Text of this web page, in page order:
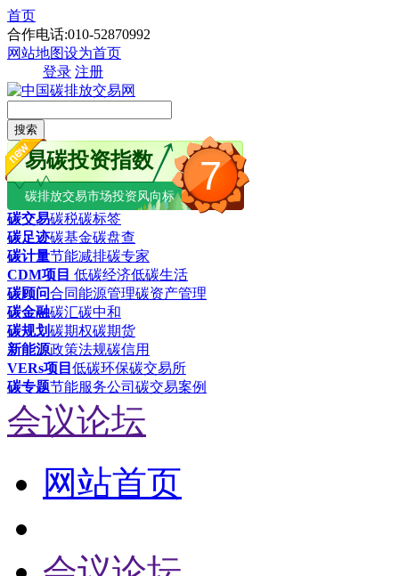
首页
合作电话:010-52870992
网站地图设为首页
登录 注册
搜索
7
易碳投资指数
碳排放交易市场投资风向标
碳交易碳税碳标签
碳足迹碳基金碳盘查
碳计量节能减排碳专家
CDM项目 低碳经济低碳生活
碳顾问合同能源管理碳资产管理
碳金融碳汇碳中和
碳规划碳期权碳期货
新能源政策法规碳信用
VERs项目 低碳环保碳交易所
碳专题节能服务公司 碳交易案例
会议论坛
网站首页